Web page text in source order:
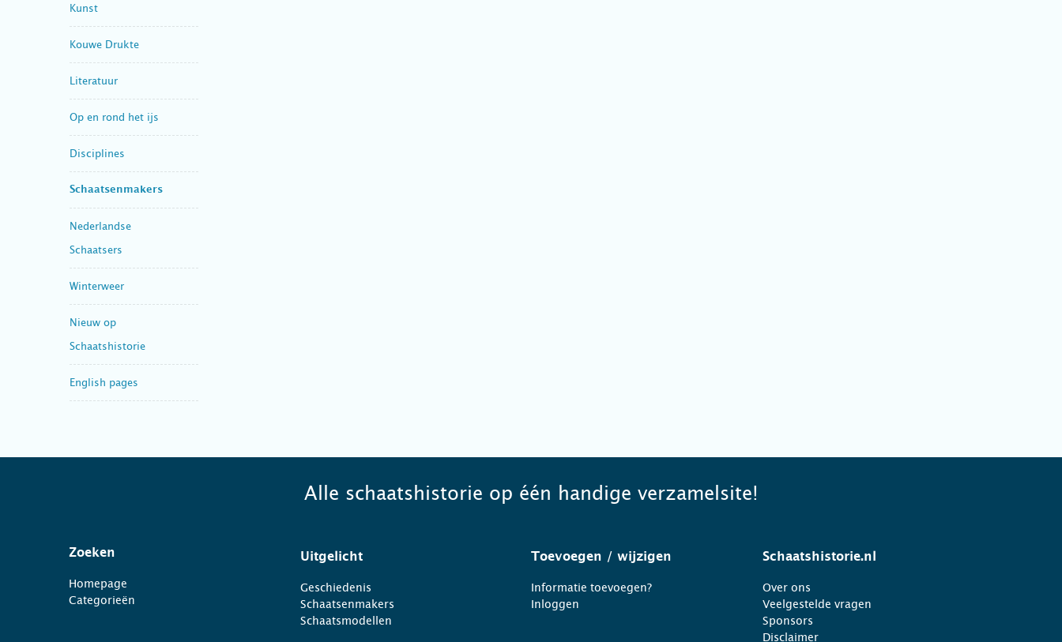
Kunst
Kouwe Drukte
Literatuur
Op en rond het ijs
Disciplines
Schaatsenmakers
Nederlandse
Schaatsers
Winterweer
Nieuw op
Schaatshistorie
English pages
Alle schaatshistorie op één handige verzamelsite!
Zoeken
Homepage
Categorieën
Uitgelicht
Geschiedenis
Schaatsenmakers
Schaatsmodellen
Toevoegen / wijzigen
Informatie toevoegen?
Inloggen
Schaatshistorie.nl
Over ons
Veelgestelde vragen
Sponsors
Disclaimer